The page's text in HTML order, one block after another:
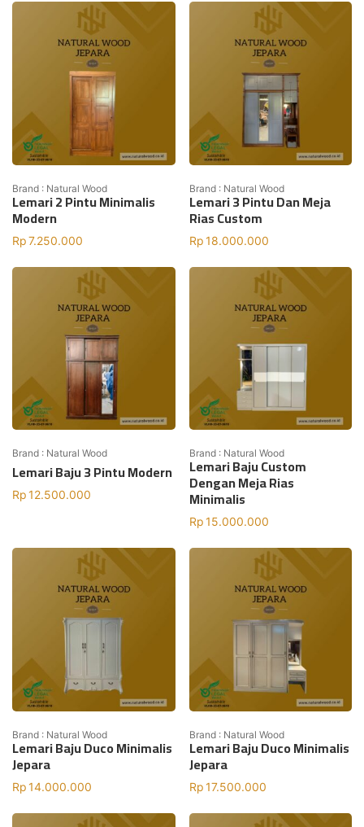
Brand : Natural Wood
Lemari 2 Pintu Minimalis
Modern
Rp7.250.000
Brand : Natural Wood
Lemari 3 Pintu Dan Meja
Rias Custom
Rp18.000.000
Brand : Natural Wood
Lemari Baju 3 Pintu Modern
Rp12.500.000
Brand : Natural Wood
Lemari Baju Custom
Dengan Meja Rias
Minimalis
Rp15.000.000
Brand : Natural Wood
Lemari Baju Duco Minimalis
Jepara
Rp14.000.000
Brand : Natural Wood
Lemari Baju Duco Minimalis
Jepara
Rp17.500.000